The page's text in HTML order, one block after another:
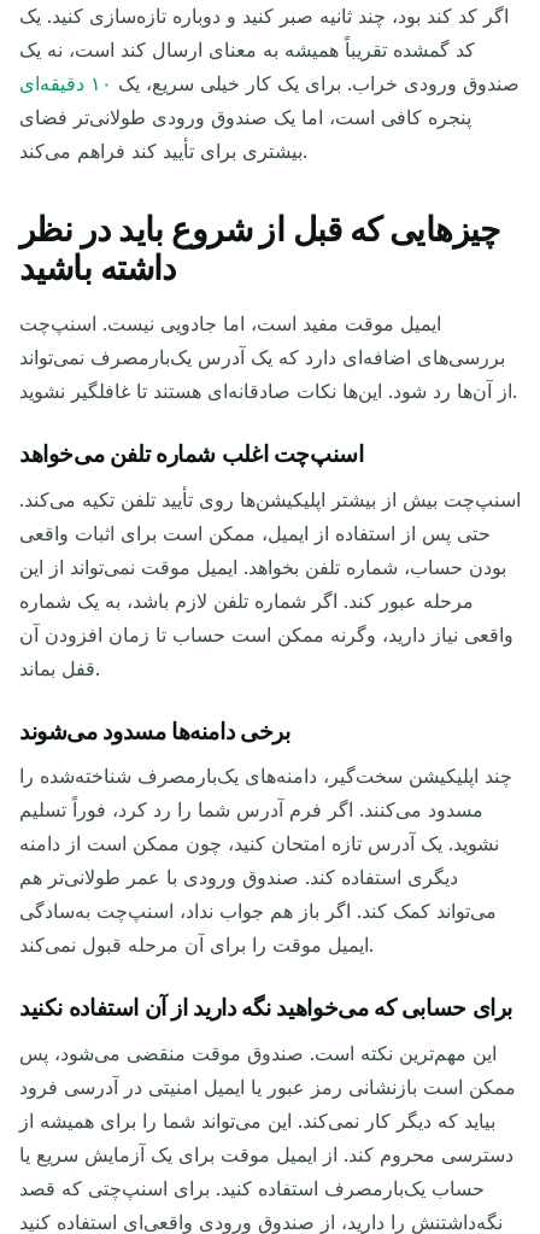
اگر کد کند بود، چند ثانیه صبر کنید و دوباره تازه‌سازی کنید. یک
کد گمشده تقریباً همیشه به معنای ارسال کند است، نه یک
صندوق ورودی خراب. برای یک کار خیلی سریع، یک ۱۰ دقیقه‌ای
پنجره کافی است، اما یک صندوق ورودی طولانی‌تر فضای
بیشتری برای تأیید کند فراهم می‌کند.
چیزهایی که قبل از شروع باید در نظر
داشته باشید
ایمیل موقت مفید است، اما جادویی نیست. اسنپ‌چت
بررسی‌های اضافه‌ای دارد که یک آدرس یک‌بارمصرف نمی‌تواند
از آن‌ها رد شود. این‌ها نکات صادقانه‌ای هستند تا غافلگیر نشوید.
اسنپ‌چت اغلب شماره تلفن می‌خواهد
اسنپ‌چت بیش از بیشتر اپلیکیشن‌ها روی تأیید تلفن تکیه می‌کند.
حتی پس از استفاده از ایمیل، ممکن است برای اثبات واقعی
بودن حساب، شماره تلفن بخواهد. ایمیل موقت نمی‌تواند از این
مرحله عبور کند. اگر شماره تلفن لازم باشد، به یک شماره
واقعی نیاز دارید، وگرنه ممکن است حساب تا زمان افزودن آن
قفل بماند.
برخی دامنه‌ها مسدود می‌شوند
چند اپلیکیشن سخت‌گیر، دامنه‌های یک‌بارمصرف شناخته‌شده را
مسدود می‌کنند. اگر فرم آدرس شما را رد کرد، فوراً تسلیم
نشوید. یک آدرس تازه امتحان کنید، چون ممکن است از دامنه
دیگری استفاده کند. صندوق ورودی با عمر طولانی‌تر هم
می‌تواند کمک کند. اگر باز هم جواب نداد، اسنپ‌چت به‌سادگی
ایمیل موقت را برای آن مرحله قبول نمی‌کند.
برای حسابی که می‌خواهید نگه دارید از آن استفاده نکنید
این مهم‌ترین نکته است. صندوق موقت منقضی می‌شود، پس
ممکن است بازنشانی رمز عبور یا ایمیل امنیتی در آدرسی فرود
بیاید که دیگر کار نمی‌کند. این می‌تواند شما را برای همیشه از
دسترسی محروم کند. از ایمیل موقت برای یک آزمایش سریع یا
حساب یک‌بارمصرف استفاده کنید. برای اسنپ‌چتی که قصد
نگه‌داشتنش را دارید، از صندوق ورودی واقعی‌ای استفاده کنید